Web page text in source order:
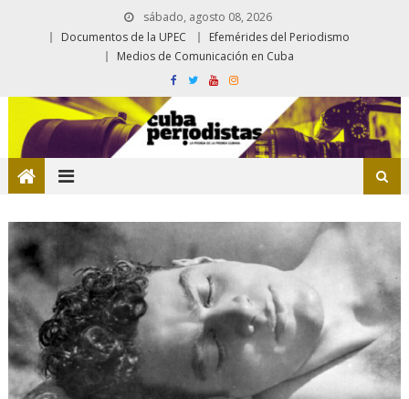
sábado, agosto 08, 2026
Documentos de la UPEC
Efemérides del Periodismo
Medios de Comunicación en Cuba